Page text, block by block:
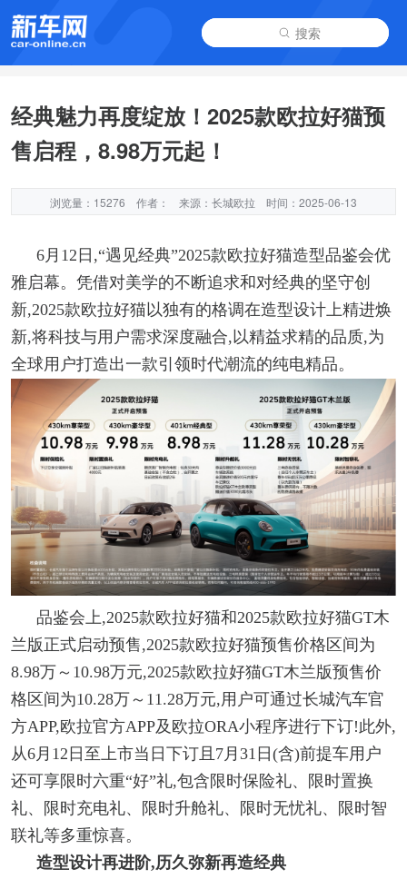
搜索
经典魅力再度绽放！2025款欧拉好猫预
售启程，8.98万元起！
浏览量：15276 作者： 来源：长城欧拉 时间：2025-06-13
6月12日,“遇见经典”2025款欧拉好猫造型品鉴会优
雅启幕。凭借对美学的不断追求和对经典的坚守创
新,2025款欧拉好猫以独有的格调在造型设计上精进焕
新,将科技与用户需求深度融合,以精益求精的品质,为
全球用户打造出一款引领时代潮流的纯电精品。
品鉴会上,2025款欧拉好猫和2025款欧拉好猫GT木
兰版正式启动预售,2025款欧拉好猫预售价格区间为
8.98万～10.98万元,2025款欧拉好猫GT木兰版预售价
格区间为10.28万～11.28万元,用户可通过长城汽车官
方APP,欧拉官方APP及欧拉ORA小程序进行下订!此外,
从6月12日至上市当日下订且7月31日(含)前提车用户
还可享限时六重“好”礼,包含限时保险礼、限时置换
礼、限时充电礼、限时升舱礼、限时无忧礼、限时智
联礼等多重惊喜。
造型设计再进阶,历久弥新再造经典